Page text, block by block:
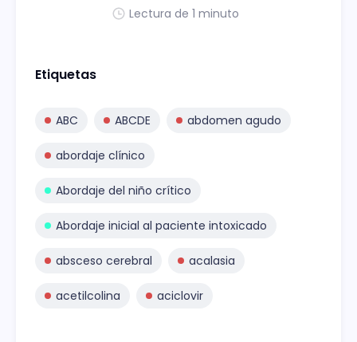
Lectura de 1 minuto
Etiquetas
ABC ABCDE abdomen agudo
abordaje clínico
Abordaje del niño crítico
Abordaje inicial al paciente intoxicado
absceso cerebral acalasia
acetilcolina aciclovir